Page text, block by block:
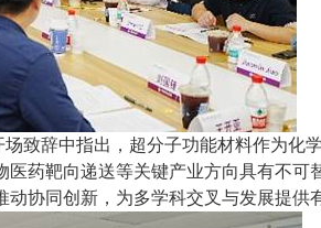
致辞中指出，超分子功能材料作为化
药靶向递送等关键产业方向具有不可
协同创新，为多学科交叉与发展提供